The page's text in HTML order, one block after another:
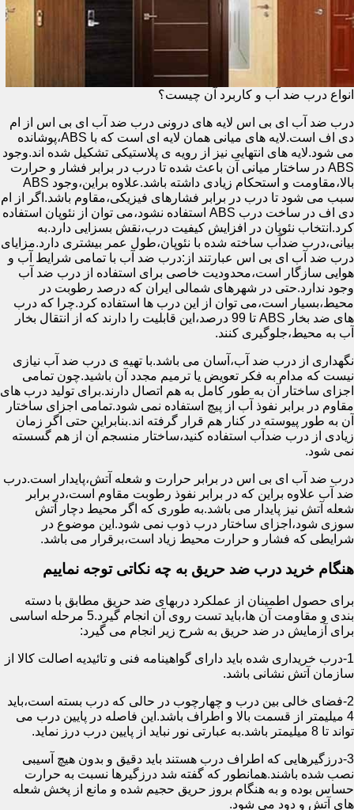
انواع درب ضد آب و کاربرد آن چیست؟
درب ضد آب ای بی اس لایه های درونی درب ضد آب ای بی اس از ام
دی اف است.لایه های میانی همان لایه ای است که با ABS،پوشانده
می شود.لایه های انتهایی نیز از رویه ی پلاستیکی تشکیل شده اند.وجود
ABS در ساختار میانی آن باعث شده تا درب در برابر فشار و حرارت
بالا،مقاومت و استحکام زیادی داشته باشد.علاوه براین،وجود ABS
سبب می شود تا درب در برابر فشارهای فیزیکی،مقاوم باشد.اگر از ام
دی اف در ساخت درب ABS استفاده نشود،می توان از نئوپان استفاده
کرد.انتخاب نئوپان در افزایش کیفیت درب،نقش بسزایی دارد.به
بیانی،درب ضدآب ساخته شده با نئوپان،طول عمر بیشتری دارد.مزایای
درب ضد آب ای بی اس عبارتند از:درب ضد آب با تمامی شرایط آب و
هوایی سازگار است،محدودیت خاصی برای استفاده از درب ضد آب
وجود ندارد.حتی در شهرهای شمالی ایران که درصد رطوبت در
محیط،بسیار است،می توان از این درب ها استفاده کرد.چرا که درب
های ضد بخار ABS تا 99 درصد،این قابلیت را دارند که از انتقال بخار
آب به محیط،جلوگیری کنند.
نگهداری از درب ضد آب،آسان می باشد.با تهیه ی درب ضد آب نیازی
نیست که مدام به فکر تعویض یا ترمیم مجدد آن باشید.چون تمامی
اجزای ساختار آن به طور کامل به هم اتصال دارند.برای تولید درب های
مقاوم در برابر نفوذ آب از پیچ استفاده نمی شود.تمامی اجزای ساختار
آن به طور پیوسته در کنار هم قرار گرفته اند.بنابراین حتی اگر زمان
زیادی از درب ضدآب استفاده کنید،ساختار منسجم آن از هم گسسته
نمی شود.
درب ضد آب ای بی اس در برابر حرارت و شعله آتش،پایدار است.درب
ضد آب علاوه براین که در برابر نفوذ رطوبت مقاوم است،در برابر
شعله آتش نیز پایدار می باشد.به طوری که اگر محیط دچار آتش
سوزی شود،اجزای ساختار درب ذوب نمی شود.این موضوع در
شرایطی که فشار و حرارت محیط زیاد است،برقرار می باشد.
هنگام خرید درب ضد حریق به چه نکاتی توجه نماییم
برای حصول اطمینان از عملکرد دربهای ضد حریق مطابق با دسته
بندی و مقاومت آن ها،باید تست روی آن انجام گیرد.5 مرحله اساسی
برای آزمایش در ضد حریق به شرح زیر انجام می گیرد:
1-درب خریداری شده باید دارای گواهینامه فنی و تائیدیه اصالت کالا از
سازمان آتش نشانی باشد.
2-فضای خالی بین درب و چهارچوب در حالی که درب بسته است،باید
4 میلیمتر از قسمت بالا و اطراف باشد.این فاصله در پایین درب می
تواند تا 8 میلیمتر باشد.به عبارتی نور نباید از پایین درب درز نماید.
3-درزگیرهایی که اطراف درب هستند باید دقیق و بدون هیچ آسیبی
نصب شده باشند.همانطور که گفته شد درزگیرها نسبت به حرارت
حساس بوده و به هنگام بروز حریق حجیم شده و مانع از پخش شعله
های آتش و دود می شود.